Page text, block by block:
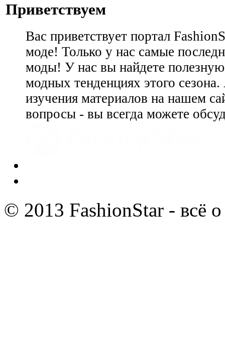
Приветствуем
Вас приветствует портал
моде! Только у нас самые
моды! У нас вы найдете
модных тенденциях этого
изучения материалов на нашем
вопросы - вы всегда можете
© 2013 FashionStar - всё